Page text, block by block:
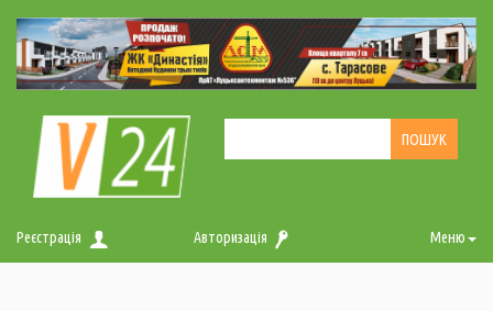
Реєстрація Авторизація Меню